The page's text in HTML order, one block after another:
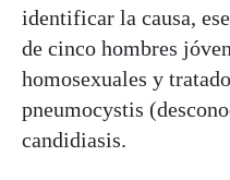
identificar la causa,
de cinco hombres
homosexuales y
pneumocystis
candidiasis.